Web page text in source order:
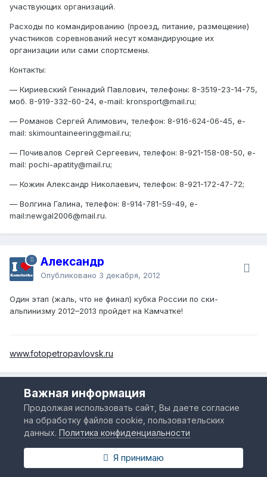
участвующих организаций.
Расходы по командированию (проезд, питание, размещение)
участников соревнований несут командирующие их
организации или сами спортсмены.
Контакты:
— Кириевский Геннадий Павлович, телефоны: 8-3519-23-14-75,
моб. 8-919-332-60-24, e-mail: kronsport@mail.ru;
— Романов Сергей Алимович, телефон: 8-916-624-06-45, e-
mail: skimountaineering@mail.ru;
— Почивалов Сергей Сергеевич, телефон: 8-921-158-08-50, e-
mail: pochi-apatity@mail.ru;
— Кожин Александр Николаевич, телефон: 8-921-172-47-72;
— Волгина Галина, телефон: 8-914-781-59-49, e-
mail:newgal2006@mail.ru.
Александр
Опубликовано 3 декабря, 2012
Один этап (жаль, что не финал) кубка России по ски-
альпинизму 2012–2013 пройдет на Камчатке!
www.fotopetropavlovsk.ru
Василиса
Опубликовано3 декабря, 2012
А где? В городе или опять на Аваче?
Важная информация
Продолжая использовать сайт, Вы даете согласие
на обработку файлов cookie, пользовательских
данных.Политика конфиденциальности
Я принимаю